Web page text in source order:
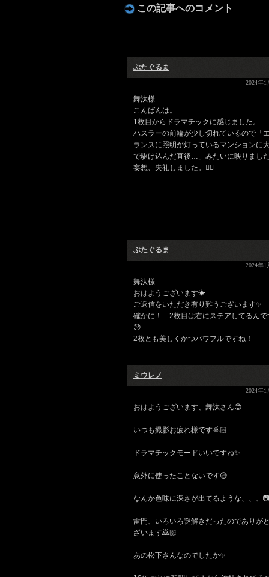
この記事へのコメント
ぶたぐるま
2024年1
舞汰様
こんばんは。
1枚目からドラマチックに感じました。
ハスラーの前輪が少し切れているので「
ランスに照明が灯っているマンションに
で駆け込んだ直後…」みたいに映りまし
妄想、失礼しました。🙇‍♀
ぶたぐるま
2024年1
舞汰様
おはようございます☀
ご返信をいただき有り難うございます✨
確かに！ 2枚目は右にステアしてるんで
😯
2枚とも美しくかつパワフルですね！
ミウレノ
2024年1
おはようございます、舞汰さん😊
いつも撮影お疲れ様です🙇🏻
ドラマチックモードいいですね✨
意外に使ったことないです😅
なんか色味に深さが出てるような、、、
雷門、いろいろ謎解きだったのでありが
ざいます🙇🏻
あの松下さんなのでしたか✨